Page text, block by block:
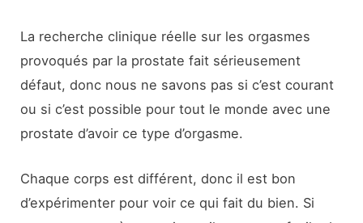
La recherche clinique réelle sur les orgasmes
provoqués par la prostate fait sérieusement
défaut, donc nous ne savons pas si c’est courant
ou si c’est possible pour tout le monde avec une
prostate d’avoir ce type d’orgasme.
Chaque corps est différent, donc il est bon
d’expérimenter pour voir ce qui fait du bien. Si